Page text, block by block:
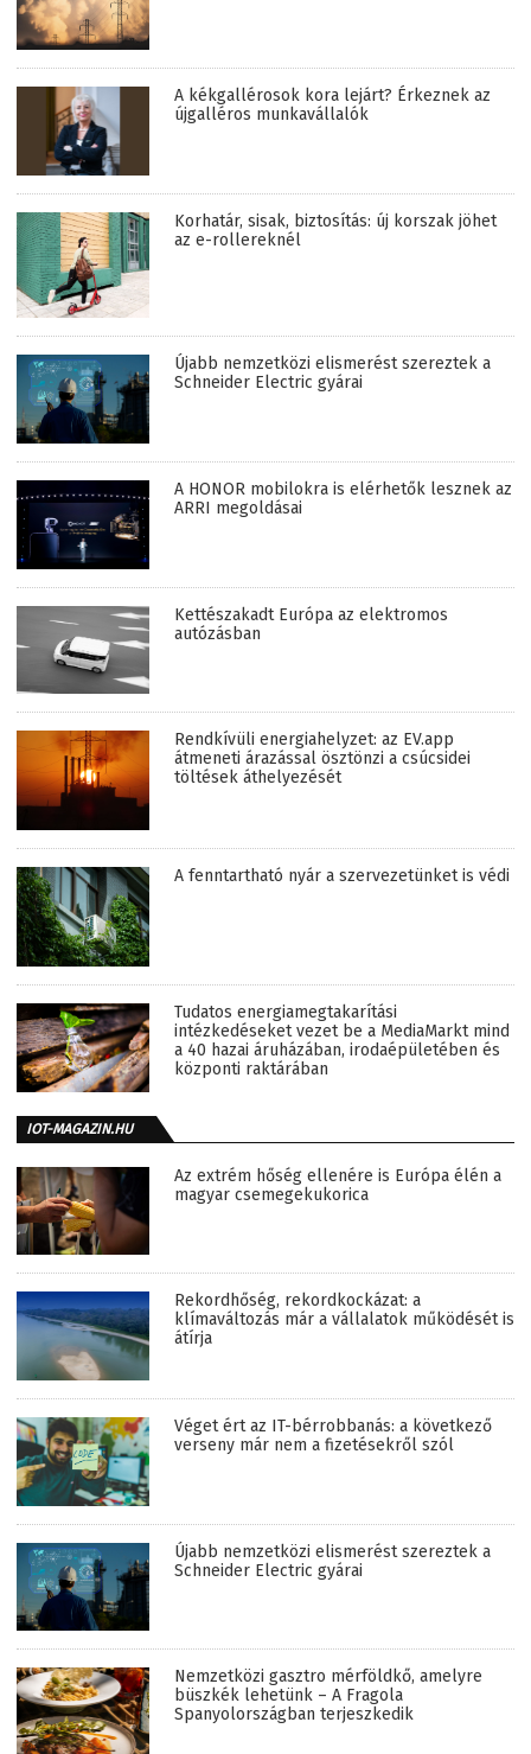
A kékgallérosok kora lejárt? Érkeznek az
újgalléros munkavállalók
Korhatár, sisak, biztosítás: új korszak jöhet
az e-rollereknél
Újabb nemzetközi elismerést szereztek a
Schneider Electric gyárai
A HONOR mobilokra is elérhetők lesznek az
ARRI megoldásai
Kettészakadt Európa az elektromos
autózásban
Rendkívüli energiahelyzet: az EV.app
átmeneti árazással ösztönzi a csúcsidei
töltések áthelyezését
A fenntartható nyár a szervezetünket is védi
Tudatos energiamegtakarítási
intézkedéseket vezet be a MediaMarkt mind
a 40 hazai áruházában, irodaépületében és
központi raktárában
IOT-MAGAZIN.HU
Az extrém hőség ellenére is Európa élén a
magyar csemegekukorica
Rekordhőség, rekordkockázat: a
klímaváltozás már a vállalatok működését is
átírja
Véget ért az IT-bérrobbanás: a következő
verseny már nem a fizetésekről szól
Újabb nemzetközi elismerést szereztek a
Schneider Electric gyárai
Nemzetközi gasztro mérföldkő, amelyre
büszkék lehetünk – A Fragola
Spanyolországban terjeszkedik